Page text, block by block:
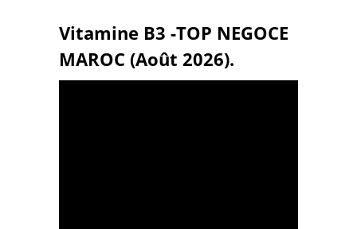
Vitamine B3 -TOP NEGOCE
MAROC (Août 2026).